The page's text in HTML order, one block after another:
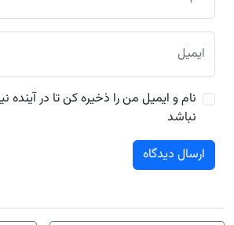
ایمیل
نام و ایمیل من را ذخیره کن تا در آینده
نباشد